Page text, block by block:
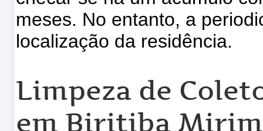
meses. No entanto, a
localização da residência.
Limpeza de
em Biritiba Mirim